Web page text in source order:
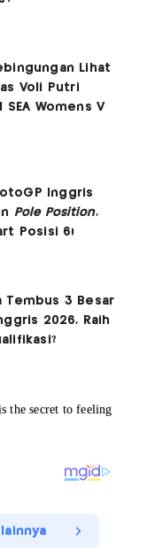
Lihat
Voli Putri
Womens V
Inggris
Pole Position,
Posisi 6!
Tembus 3 Besar
2026, Raih